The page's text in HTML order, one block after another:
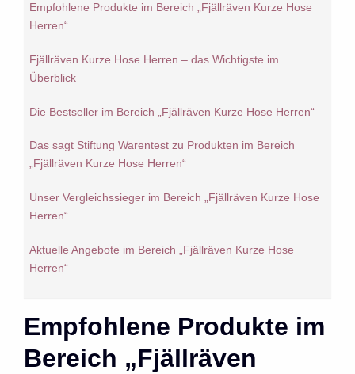
Empfohlene Produkte im Bereich „Fjällräven Kurze Hose
Herren“
Fjällräven Kurze Hose Herren – das Wichtigste im
Überblick
Die Bestseller im Bereich „Fjällräven Kurze Hose Herren“
Das sagt Stiftung Warentest zu Produkten im Bereich
„Fjällräven Kurze Hose Herren“
Unser Vergleichssieger im Bereich „Fjällräven Kurze Hose
Herren“
Aktuelle Angebote im Bereich „Fjällräven Kurze Hose
Herren“
Empfohlene Produkte im
Bereich „Fjällräven